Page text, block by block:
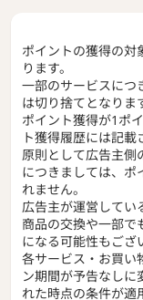
ポイントの獲得の対
ります。
一部のサービスにつ
は切り捨てとなりま
ポイント獲得が1ポ
ト獲得履歴には記載
原則として広告主側
につきましては、ポ
れません。
広告主が運営してい
商品の交換や一部で
になる可能性もござ
各サービス・お買い
ン期間が予告なしに
れた時点の条件が適